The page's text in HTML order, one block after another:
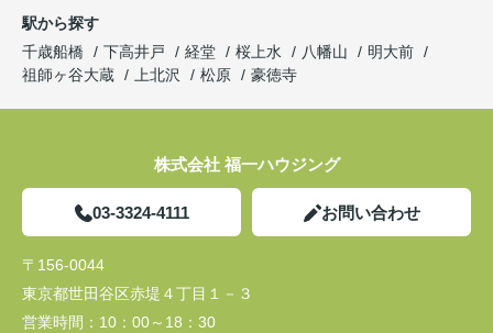
駅から探す
千歳船橋
下高井戸 経堂 桜上水 八幡山
明大前
祖師ヶ谷大蔵
上北沢 松原 豪徳寺
株式会社 福一ハウジング
03-3324-4111 お問い合わせ
〒156-0044
東京都世田谷区赤堤４丁目１－３
営業時間： 10：00～18：30